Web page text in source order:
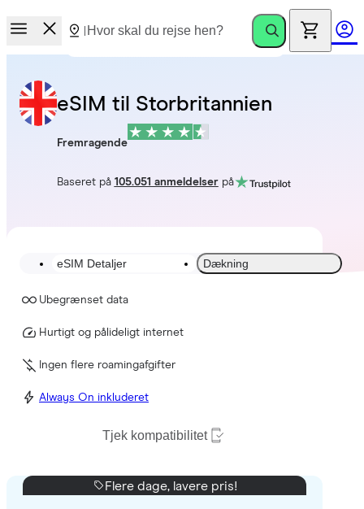
eSIM til Storbritannien
Fremragende
Baseret på 105.051 anmeldelserpå
eSIM Detaljer Dækning
Ubegrænset data
Hurtigt og pålideligt internet
Ingen flere roamingafgifter
Always On inkluderet
Tjek kompatibilitet
Flere dage, lavere pris!